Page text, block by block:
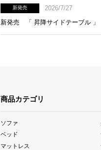
新発売
2026/7/27
新発売 「 昇降サイドテーブル 」
商品カテゴリ
ソファ
ベッド
マットレス